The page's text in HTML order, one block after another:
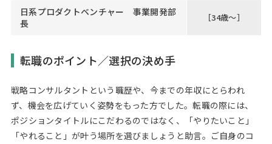
日系プロダクトベンチャー 事業開発部
長
［34歳～］
転職のポイント／選択の決め手
戦略コンサルタントという職歴や、今までの年収にとらわれ
ず、機会を広げていく姿勢をもった方でした。転職の際には、
ポジションタイトルにこだわるのではなく、「やりたいこと」
「やれること」が叶う場所を選びましょうと助言。ご自身のコ